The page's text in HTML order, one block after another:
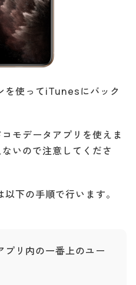
使ってiTunesにバック
モデータアプリを使えま
いので注意してくださ
下の手順で行います。
リ内の一番上のユー